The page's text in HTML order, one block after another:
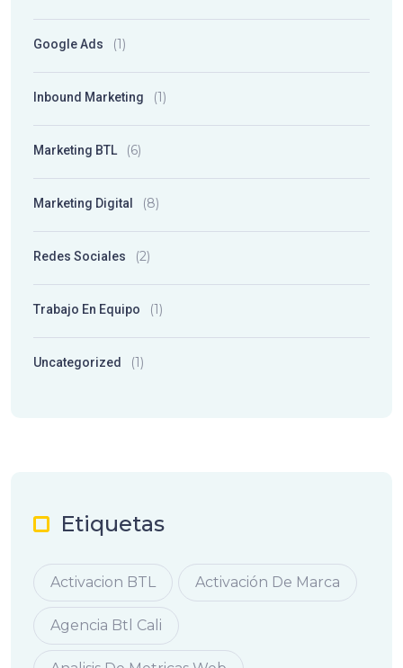
Google Ads (1)
Inbound Marketing (1)
Marketing BTL (6)
Marketing Digital (8)
Redes Sociales (2)
Trabajo En Equipo (1)
Uncategorized (1)
Etiquetas
Activacion BTL Activación De Marca
Agencia Btl Cali